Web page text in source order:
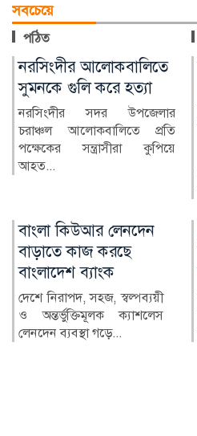
সবচেয়ে
পঠিত
নিরাপদ সড়ক চাই
(নিসচা), এটি দেশের
মানুষের আন্দোলন:
ইলিয়াস কাঞ্চন
‘আমার স্বপ্ন আপনাদের কাছে দিয়ে
গেলাম। আমি না থাকলেও
৫৪ রানে অলআউট,
ইনিংস ব্যবধানে হার
বাংলাদেশ
অস্ট্রেলিয়া একাদশের দেওয়া
৯২ রানের লিড পেরিয়ে জয়ের
লক্ষ্য ঠিক করার সুযোগ ছিল...